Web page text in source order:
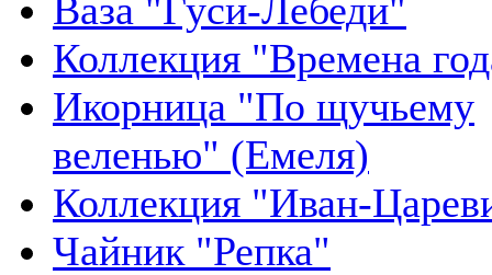
Ваза "Гуси-Лебеди"
Коллекция "Времена
Икорница "По щучьему
веленью" (Емеля)
Коллекция "Иван-
Чайник "Репка"